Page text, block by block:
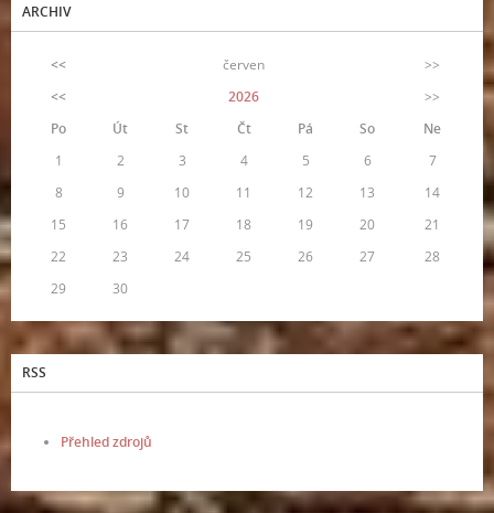
ARCHIV
<< červen
>>
<<
2026
>>
Po
Út St Čt Pá So
Ne
1
2 3 4 5 6
7
8
9 10 11 12 13
14
15
16 17 18 19 20
21
22
23 24 25 26 27
28
29
30
RSS
Přehled zdrojů